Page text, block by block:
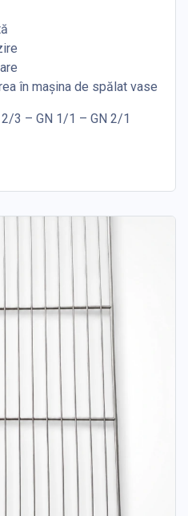
în mașina de spălat vase
2/3 – GN 1/1 – GN 2/1